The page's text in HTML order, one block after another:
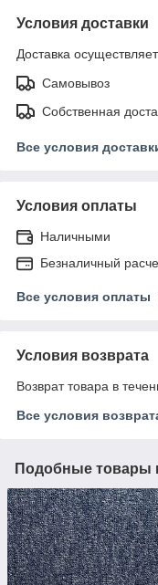
Условия доставки
Доставка
Самовывоз
Собственная
Все условия
Условия оплаты
Наличными
Безналичный
Все условия оплаты
Условия возврата
Возврат товара в
Все условия
Подобные товары